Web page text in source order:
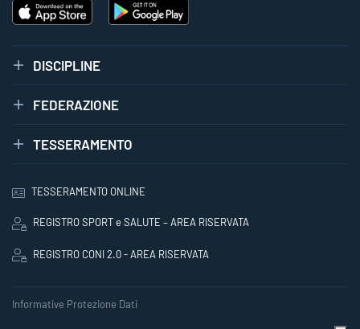
DISCIPLINE
FEDERAZIONE
TESSERAMENTO
TESSERAMENTO ONLINE
REGISTRO SPORT e SALUTE – AREA RISERVATA
REGISTRO CONI 2.0 - AREA RISERVATA
Informative Protezione Dati